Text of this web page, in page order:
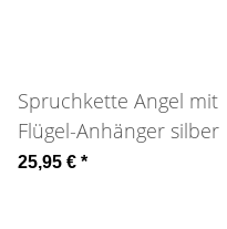
Spruchkette Angel mit
Flügel-Anhänger silber
25,95 € *